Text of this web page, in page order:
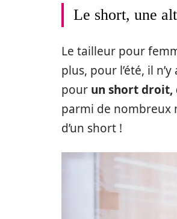
Le short, une
Le tailleur pour
plus, pour l’été, il
pour un short droit,
parmi de nombreux
d’un short !